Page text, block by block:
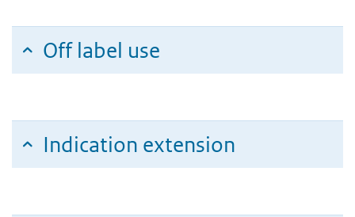
Off label use
Indication extension